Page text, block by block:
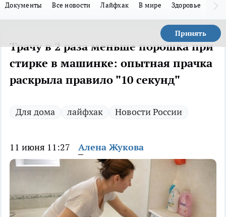
Документы Все новости Лайфхак В мире Здоровье
Принять
Трачу в 2 раза меньше порошка при
стирке в машинке: опытная прачка
раскрыла правило "10 секунд"
Для дома лайфхак Новости России
11 июня 11:27 Алена Жукова